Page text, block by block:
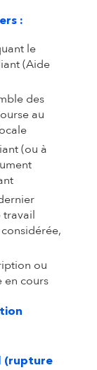
:
le
(Aide
des
au
(ou à
travail
ou
en cours
(rupture